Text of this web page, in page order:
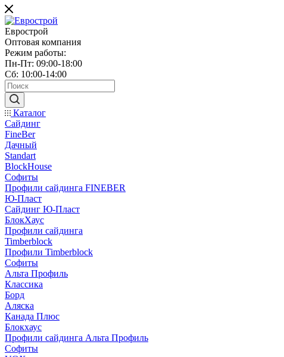
Еврострой
Оптовая компания
Режим работы:
Пн-Пт: 09:00-18:00
Сб: 10:00-14:00
Каталог
Сайдинг
FineBer
Дачный
Standart
BlockHouse
Софиты
Профили сайдинга FINEBER
Ю-Пласт
Сайдинг Ю-Пласт
БлокХаус
Профили сайдинга
Timberblock
Профили Timberblock
Софиты
Альта Профиль
Классика
Борд
Аляска
Канада Плюс
Блокхаус
Профили сайдинга Альта Профиль
Софиты